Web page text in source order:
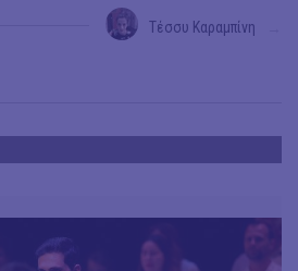
Τέσσυ Καραμπίνη